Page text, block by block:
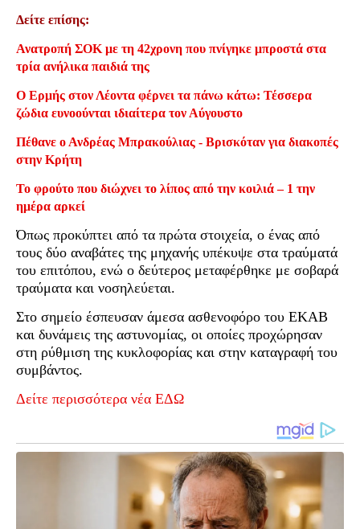
Δείτε επίσης:
Ανατροπή ΣΟΚ με τη 42χρονη που πνίγηκε μπροστά στα
τρία ανήλικα παιδιά της
Ο Ερμής στον Λέοντα φέρνει τα πάνω κάτω: Τέσσερα
ζώδια ευνοούνται ιδιαίτερα τον Αύγουστο
Πέθανε ο Ανδρέας Μπρακούλιας - Βρισκόταν για διακοπές
στην Κρήτη
Το φρούτο που διώχνει το λίπος από την κοιλιά – 1 την
ημέρα αρκεί
Όπως προκύπτει από τα πρώτα στοιχεία, ο ένας από
τους δύο αναβάτες της μηχανής υπέκυψε στα τραύματά
του επιτόπου, ενώ ο δεύτερος μεταφέρθηκε με σοβαρά
τραύματα και νοσηλεύεται.
Στο σημείο έσπευσαν άμεσα ασθενοφόρο του ΕΚΑΒ
και δυνάμεις της αστυνομίας, οι οποίες προχώρησαν
στη ρύθμιση της κυκλοφορίας και στην καταγραφή του
συμβάντος.
Δείτε περισσότερα νέα ΕΔΩ